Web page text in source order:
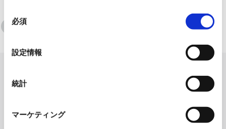
いるので、ご注意ください。これらのクッキーが受け入
れられない場合、本ウェブサイトの機能が制限される場
意
必須
設定情報
統計
マーケティング
Corporate
Philosophy